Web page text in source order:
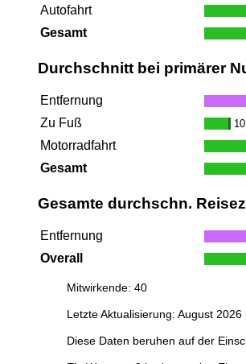
Autofahrt
Gesamt
Durchschnitt bei primärer
Entfernung
Zu Fuß
Motorradfahrt
Gesamt
Gesamte durchschn.
Entfernung
Overall
Mitwirkende: 40
Letzte Aktualisierung: August 2026
Diese Daten beruhen auf der